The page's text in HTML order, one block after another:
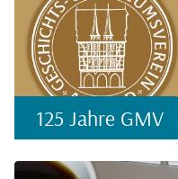
125 Jahre GMV